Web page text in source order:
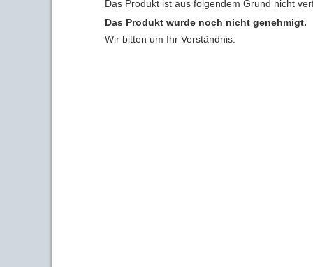
Das Produkt ist aus folgendem Grund nicht
Das Produkt wurde noch nicht genehmigt.
Wir bitten um Ihr Verständnis.